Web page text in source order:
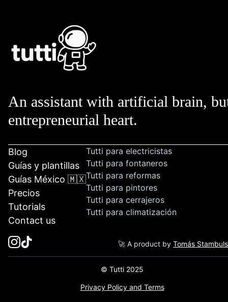
An assistant with artificial brain,
entrepreneurial heart.
Blog
Guías y plantillas
Guías México 🇲🇽
Precios
Tutorials
Contact us
Tutti para electricistas
Tutti para fontaneros
Tutti para reformas
Tutti para pintores
Tutti para cerrajeros
Tutti para climatización
🚀 A product by Tomás
© Tutti 2025
Privacy Policy and Terms